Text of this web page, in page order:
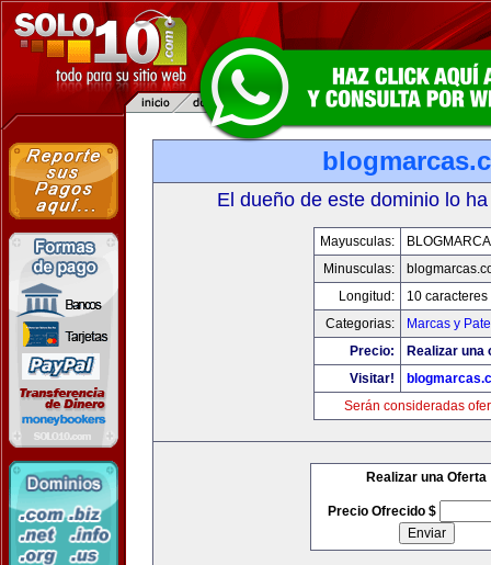
El dueño de este dominio lo
Mayusculas:
Minusculas:
Longitud:
10 caracteres
Categorias:
Marcas y
Precio:
Realizar una
Visitar!
Serán consideradas
Realizar una Oferta
Precio Ofrecido $